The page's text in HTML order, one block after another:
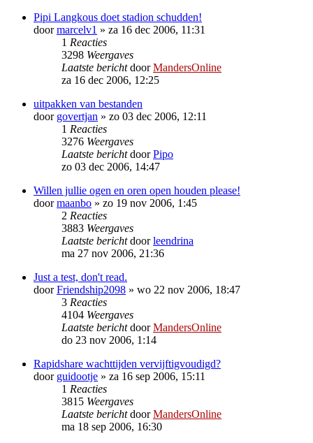
Pipi Langkous doet stadion schudden!
doormarcelv1 » za 16 dec 2006, 11:31
1 Reacties
3298 Weergaves
Laatste berichtdoorMandersOnline
za 16 dec 2006, 12:25
uitpakken van bestanden
door govertjan » zo 03 dec 2006, 12:11
1 Reacties
3276 Weergaves
Laatste berichtdoorPipo
zo 03 dec 2006, 14:47
Willen jullie ogen en oren open houden please!
doormaanbo » zo 19 nov 2006, 1:45
2 Reacties
3883 Weergaves
Laatste berichtdoorleendrina
ma 27 nov 2006, 21:36
Just a test, don't read.
doorFriendship2098 » wo 22 nov 2006, 18:47
3 Reacties
4104 Weergaves
Laatste berichtdoorMandersOnline
do 23 nov 2006, 1:14
Rapidshare wachttijden vervijftigvoudigd?
door guidootje » za 16 sep 2006, 15:11
1 Reacties
3815 Weergaves
Laatste berichtdoorMandersOnline
ma 18 sep 2006, 16:30